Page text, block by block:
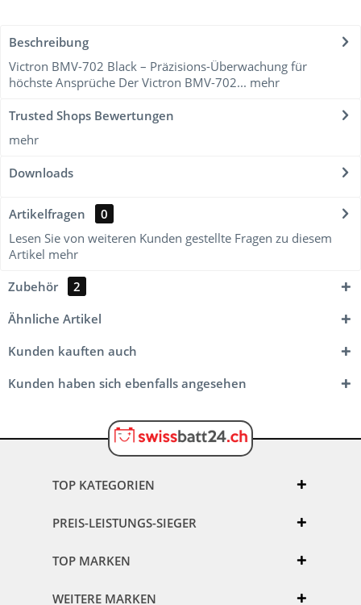
Beschreibung
Victron BMV-702 Black – Präzisions-Überwachung für
höchste Ansprüche Der Victron BMV-702... mehr
Trusted Shops Bewertungen
mehr
Downloads
Artikelfragen
0
Lesen Sie von weiteren Kunden gestellte Fragen zu diesem
Artikel mehr
Zubehör
2
Ähnliche Artikel
Kunden kauften auch
Kunden haben sich ebenfalls angesehen
TOP KATEGORIEN
PREIS-LEISTUNGS-SIEGER
TOP MARKEN
WEITERE MARKEN